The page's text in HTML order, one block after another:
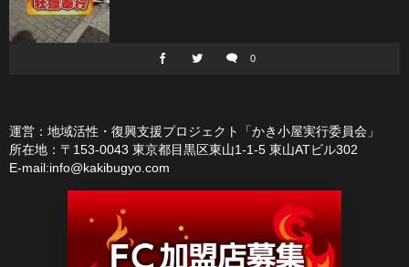
0
運営：地域活性・復興支援プロジェクト「かき小屋実行委員会」
所在地：〒153-0043 東京都目黒区東山1-1-5 東山ATビル302
E-mail:info@kakibugyo.com